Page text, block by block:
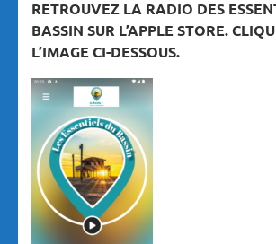
RETROUVEZ LA RADIO DES
BASSIN SUR L’APPLE STORE.
L’IMAGE CI-DESSOUS.